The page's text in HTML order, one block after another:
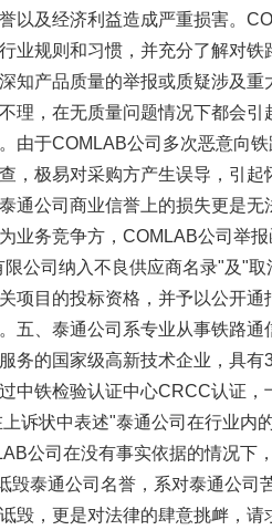
以及经济利益造成严重损害。
业规则和习惯，并充分了解对
知产品质量的举报或质疑涉及重
理，在无质量问题情况下都会
由于COMLAB公司多次恶意向
，极易对采购方产生误导，引
通公司商业信誉上的损失更是
业务竞争方，COMLAB公司举
公司纳入不良供应商名录"及"
项目的投标资格，并予以公开
五、泰通公司系专业从事铁路
务的国家级高新技术企业，具
中铁检验认证中心CRCC认证，
诉状中表述"泰通公司在行业内
公司在没有事实依据的情况下
毁泰通公司名誉，系对泰通公司
毁，更是对法律的肆意挑衅，请